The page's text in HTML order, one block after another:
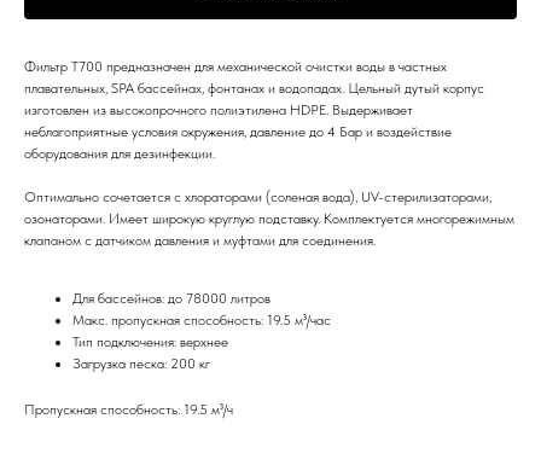
Фильтр T700 предназначен для механической очистки воды в частных
плавательных, SPA бассейнах, фонтанах и водопадах. Цельный дутый корпус
изготовлен из высокопрочного полиэтилена HDPE. Выдерживает
неблагоприятные условия окружения, давление до 4 Бар и воздействие
оборудования для дезинфекции.
Оптимально сочетается с хлораторами (соленая вода), UV-стерилизаторами,
озонаторами. Имеет широкую круглую подставку. Комплектуется многорежимным
клапаном с датчиком давления и муфтами для соединения.
Для бассейнов: до 78000 литров
Макс. пропускная способность: 19.5 м³/час
Тип подключения: верхнее
Загрузка песка: 200 кг
Пропускная способность: 19.5 м³/ч